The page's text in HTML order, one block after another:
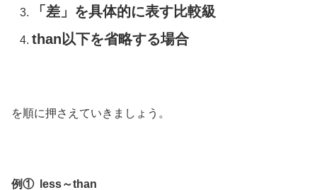
「差」を具体的に表す比較級
than以下を省略する場合
を順に押さえていきましょう。
例① less～than